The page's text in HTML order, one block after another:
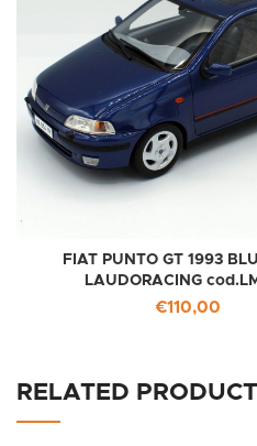
FIAT PUNTO GT 1993
LAUDORACING
€110,00
RELATED